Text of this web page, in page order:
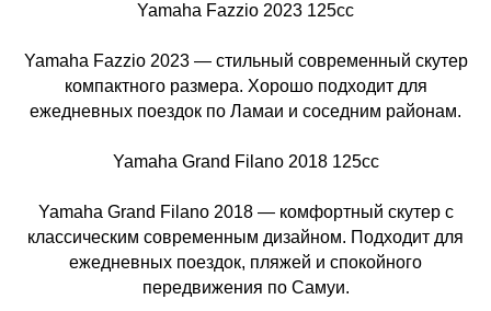
Yamaha Fazzio 2023 125cc
Yamaha Fazzio 2023 — стильный современный скутер
компактного размера. Хорошо подходит для
ежедневных поездок по Ламаи и соседним районам.
Yamaha Grand Filano 2018 125cc
Yamaha Grand Filano 2018 — комфортный скутер с
классическим современным дизайном. Подходит для
ежедневных поездок, пляжей и спокойного
передвижения по Самуи.